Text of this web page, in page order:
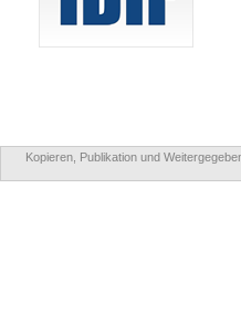
Kopieren, Publikation und